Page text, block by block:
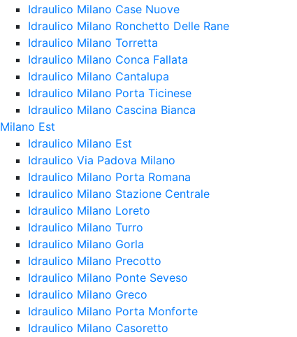
Idraulico Milano Case Nuove
Idraulico Milano Ronchetto Delle Rane
Idraulico Milano Torretta
Idraulico Milano Conca Fallata
Idraulico Milano Cantalupa
Idraulico Milano Porta Ticinese
Idraulico Milano Cascina Bianca
Milano Est
Idraulico Milano Est
Idraulico Via Padova Milano
Idraulico Milano Porta Romana
Idraulico Milano Stazione Centrale
Idraulico Milano Loreto
Idraulico Milano Turro
Idraulico Milano Gorla
Idraulico Milano Precotto
Idraulico Milano Ponte Seveso
Idraulico Milano Greco
Idraulico Milano Porta Monforte
Idraulico Milano Casoretto